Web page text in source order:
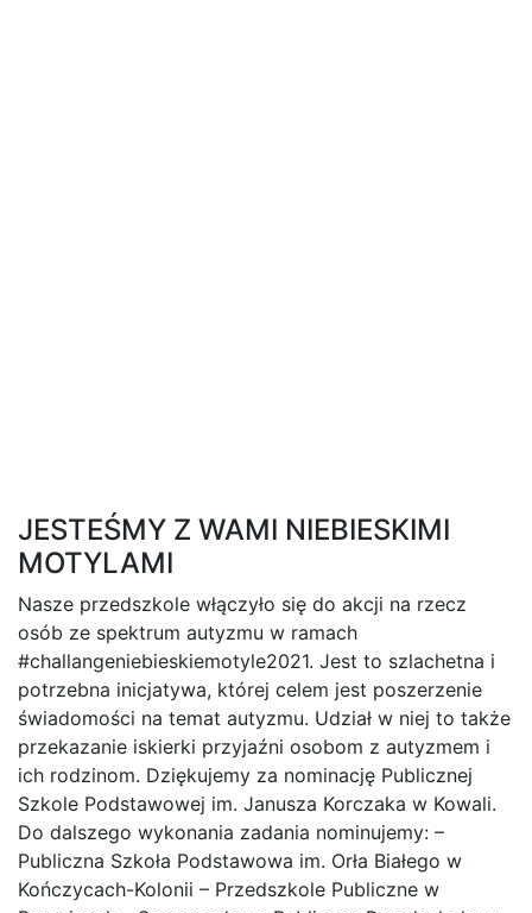
JESTEŚMY Z WAMI NIEBIESKIMI
MOTYLAMI
Nasze przedszkole włączyło się do akcji na rzecz
osób ze spektrum autyzmu w ramach
#challangeniebieskiemotyle2021. Jest to szlachetna i
potrzebna inicjatywa, której celem jest poszerzenie
świadomości na temat autyzmu. Udział w niej to także
przekazanie iskierki przyjaźni osobom z autyzmem i
ich rodzinom. Dziękujemy za nominację Publicznej
Szkole Podstawowej im. Janusza Korczaka w Kowali.
Do dalszego wykonania zadania nominujemy: –
Publiczna Szkoła Podstawowa im. Orła Białego w
Kończycach-Kolonii – Przedszkole Publiczne w